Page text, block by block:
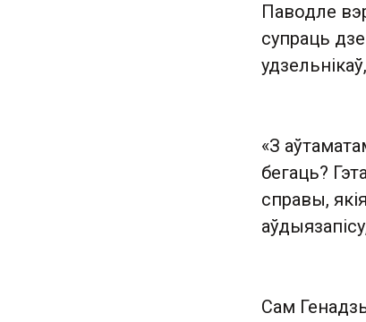
Паводле
супраць
«З
бегаць?
справы,
Сам